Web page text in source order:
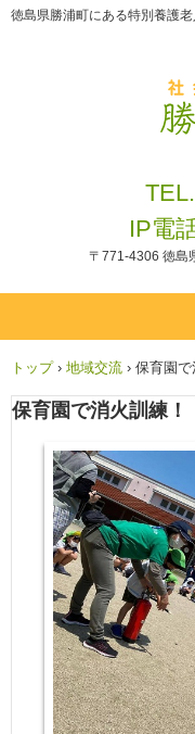
徳島県勝浦町にある特別養護
IP電
〒771-4306 徳島
トップ › 地域交流 › 保育園で
保育園で消火訓練！